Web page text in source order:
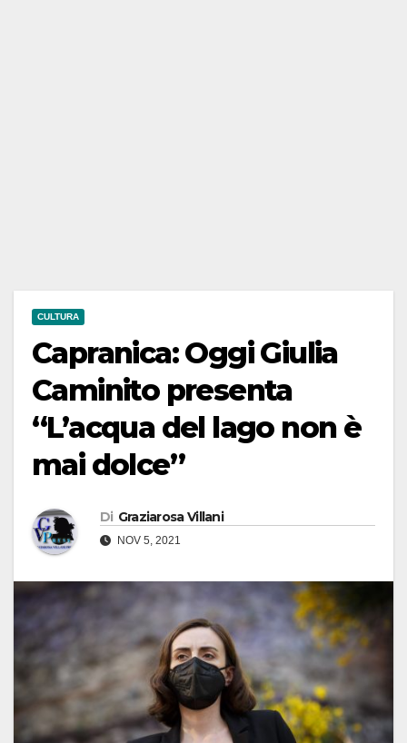
CULTURA
Capranica: Oggi Giulia
Caminito presenta
“L’acqua del lago non è
mai dolce”
Di Graziarosa Villani
NOV 5, 2021